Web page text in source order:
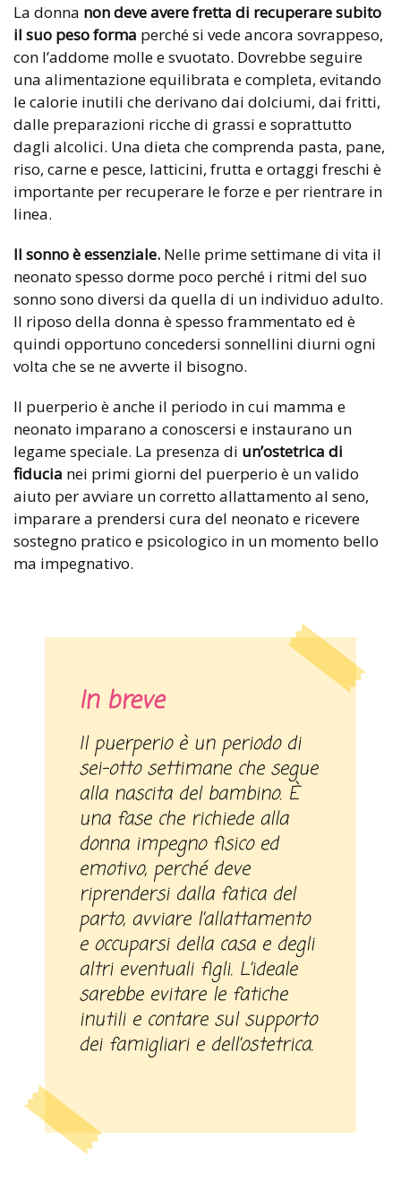
La donna non deve avere fretta di recuperare subito
il suo peso forma perché si vede ancora sovrappeso,
con l’addome molle e svuotato. Dovrebbe seguire
una alimentazione equilibrata e completa, evitando
le calorie inutili che derivano dai dolciumi, dai fritti,
dalle preparazioni ricche di grassi e soprattutto
dagli alcolici. Una dieta che comprenda pasta, pane,
riso, carne e pesce, latticini, frutta e ortaggi freschi è
importante per recuperare le forze e per rientrare in
linea.
Il sonno è essenziale. Nelle prime settimane di vita il
neonato spesso dorme poco perché i ritmi del suo
sonno sono diversi da quella di un individuo adulto.
Il riposo della donna è spesso frammentato ed è
quindi opportuno concedersi sonnellini diurni ogni
volta che se ne avverte il bisogno.
Il puerperio è anche il periodo in cui mamma e
neonato imparano a conoscersi e instaurano un
legame speciale. La presenza di un’ostetrica di
fiducia nei primi giorni del puerperio è un valido
aiuto per avviare un corretto allattamento al seno,
imparare a prendersi cura del neonato e ricevere
sostegno pratico e psicologico in un momento bello
ma impegnativo.
In breve
Il puerperio è un periodo di
sei-otto settimane che segue
alla nascita del bambino. È
una fase che richiede alla
donna impegno fisico ed
emotivo, perché deve
riprendersi dalla fatica del
parto, avviare l’allattamento
e occuparsi della casa e degli
altri eventuali figli. L’ideale
sarebbe evitare le fatiche
inutili e contare sul supporto
dei famigliari e dell’ostetrica.